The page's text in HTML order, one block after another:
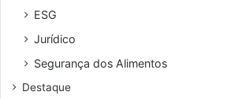
e
ESG
Jurídico
Segurança dos Alimentos
Destaque